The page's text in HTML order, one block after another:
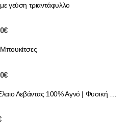
γεύση τριαντάφυλλο
€
€